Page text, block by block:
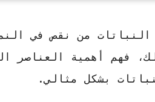
من نقص في
فهم أهمية العناصر
بشكل مثالي.